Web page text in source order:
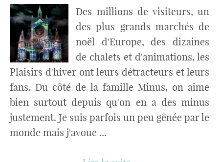
Des millions de visiteurs, un
des plus grands marchés de
noël d'Europe, des dizaines
de chalets et d'animations, les
Plaisirs d'hiver ont leurs détracteurs et leurs
fans. Du côté de la famille Minus, on aime
bien surtout depuis qu'on en a des minus
justement. Je suis parfois un peu gênée par le
monde mais j'avoue ...